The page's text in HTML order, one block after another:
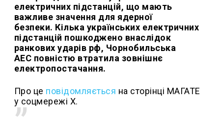
електричних підстанцій, що мають
важливе значення для ядерної
безпеки. Кілька українських електричних
підстанцій пошкоджено внаслідок
ранкових ударів рф, Чорнобильська
АЕС повністю втратила зовнішнє
електропостачання.
Про це повідомляється на сторінці МАГАТЕ
у соцмережі Х.